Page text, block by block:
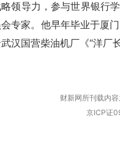
领导力，参与世界银行
专家。他早年毕业于厦
汉国营柴油机厂《“洋厂
财新网所刊载内
京ICP证